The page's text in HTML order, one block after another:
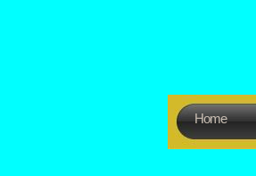
Home